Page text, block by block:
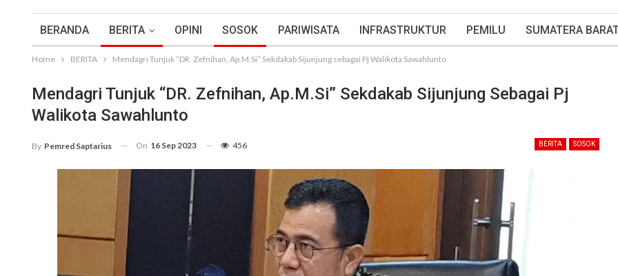
BERANDA BERITA OPINI SOSOK PARIWISATA INFRASTRUKTUR PEMILU SUMATERA
Home BERITA Mendagri Tunjuk “DR. Zefnihan, Ap.M.Si” Sekdakab Sijunjung sebagai Pj Walikota Sawahlunto
Mendagri Tunjuk “DR. Zefnihan, Ap.M.Si” Sekdakab Sijunjung Sebagai Pj
Walikota Sawahlunto
BERITA SOSOK
By Pemred Saptarius On 16 Sep 2023 456